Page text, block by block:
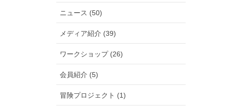
ニュース (50)
メディア紹介 (39)
ワークショップ (26)
会員紹介 (5)
冒険プロジェクト (1)